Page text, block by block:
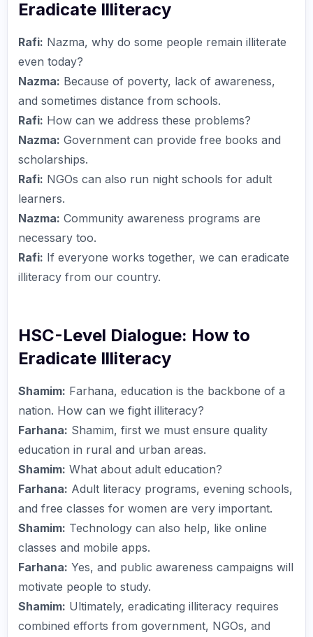
Eradicate Illiteracy
Rafi: Nazma, why do some people remain illiterate
even today?
Nazma: Because of poverty, lack of awareness,
and sometimes distance from schools.
Rafi: How can we address these problems?
Nazma: Government can provide free books and
scholarships.
Rafi: NGOs can also run night schools for adult
learners.
Nazma: Community awareness programs are
necessary too.
Rafi: If everyone works together, we can eradicate
illiteracy from our country.
HSC-Level Dialogue: How to
Eradicate Illiteracy
Shamim: Farhana, education is the backbone of a
nation. How can we fight illiteracy?
Farhana: Shamim, first we must ensure quality
education in rural and urban areas.
Shamim: What about adult education?
Farhana: Adult literacy programs, evening schools,
and free classes for women are very important.
Shamim: Technology can also help, like online
classes and mobile apps.
Farhana: Yes, and public awareness campaigns will
motivate people to study.
Shamim: Ultimately, eradicating illiteracy requires
combined efforts from government, NGOs, and